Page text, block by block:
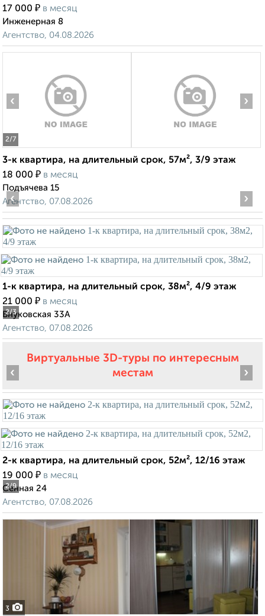
17 000 ₽ в месяц
Инженерная 8
Агентство, 04.08.2026
2/7
‹ ›
3-к квартира, на длительный срок, 57м², 3/9 этаж
18 000 ₽ в месяц
Подъячева 15
Агентство, 07.08.2026
2/3
‹ ›
1-к квартира, на длительный срок, 38м², 4/9 этаж
21 000 ₽ в месяц
Внуковская 33А
Агентство, 07.08.2026
Виртуальные 3D-туры по интересным
местам
2/9
‹ ›
2-к квартира, на длительный срок, 52м², 12/16 этаж
19 000 ₽ в месяц
Сенная 24
Агентство, 07.08.2026
3